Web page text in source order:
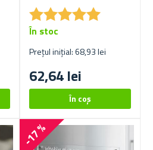
★★★★★
★★★★★
Prețul inițial: 68,93 lei
62,64 lei
În stoc
-17 %